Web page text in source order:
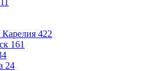
Карелия 422
161
24